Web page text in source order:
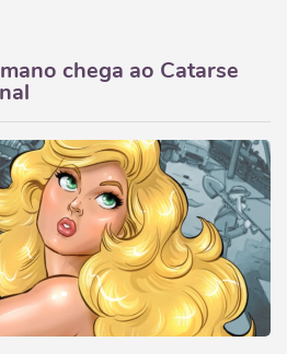
chega ao Catarse